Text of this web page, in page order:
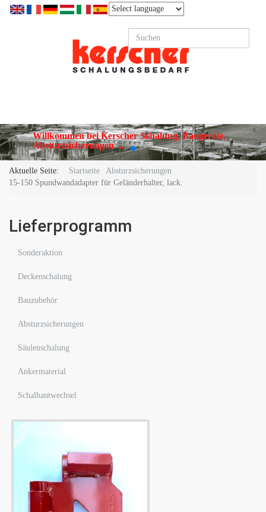
Willkommen bei Kerscher Schalung, Baugeräte,
Absturzsicherungen ...
Aktuelle Seite: Startseite
Absturzsicherungen
15-150 Spundwandadapter für Geländerhalter, lack.
Lieferprogramm
Sonderaktion
Deckenschalung
Bauzubehör
Absturzsicherungen
Säulenschalung
Ankermaterial
Schalhautwechsel